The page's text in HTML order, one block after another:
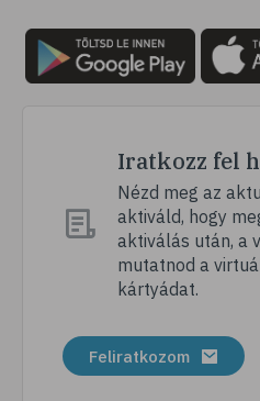
# pszichológia
# hátfájás
# vérnyomáscsökkentés
# megfázás
# influenza
# fertőző betegségek
# köhögés
Iratkozz fel
Nézd meg az
aktiváld, hogy
aktiválás után, a
mutatnod a
kártyádat.
Feliratkozom